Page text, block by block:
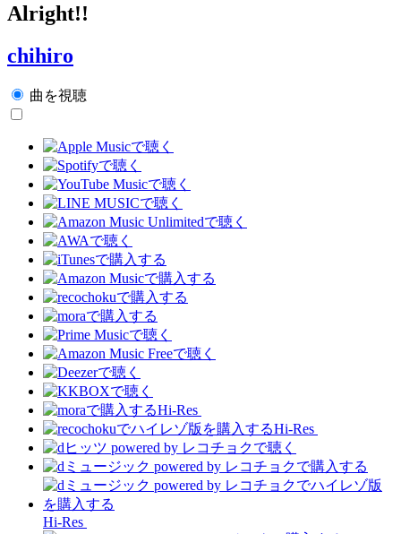
Alright!!
chihiro
曲を視聴
Hi-Res
Hi-Res
Hi-Res